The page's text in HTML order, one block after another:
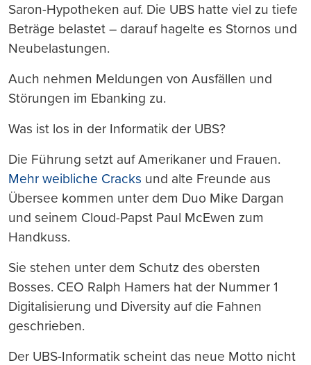
Saron-Hypotheken auf. Die UBS hatte viel zu tiefe
Beträge belastet – darauf hagelte es Stornos und
Neubelastungen.
Auch nehmen Meldungen von Ausfällen und
Störungen im Ebanking zu.
Was ist los in der Informatik der UBS?
Die Führung setzt auf Amerikaner und Frauen.
Mehr weibliche Cracks und alte Freunde aus
Übersee kommen unter dem Duo Mike Dargan
und seinem Cloud-Papst Paul McEwen zum
Handkuss.
Sie stehen unter dem Schutz des obersten
Bosses. CEO Ralph Hamers hat der Nummer 1
Digitalisierung und Diversity auf die Fahnen
geschrieben.
Der UBS-Informatik scheint das neue Motto nicht